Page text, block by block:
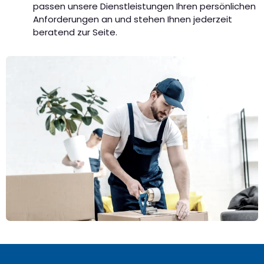
passen unsere Dienstleistungen Ihren persönlichen
Anforderungen an und stehen Ihnen jederzeit
beratend zur Seite.